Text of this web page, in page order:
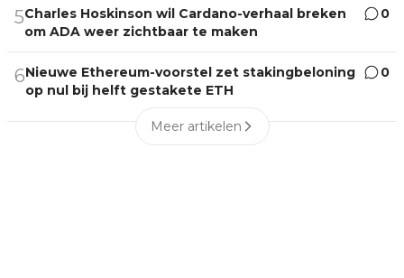
5Charles Hoskinson wil Cardano-verhaal breken
om ADA weer zichtbaar te maken
0
6Nieuwe Ethereum-voorstel zet stakingbeloning
op nul bij helft gestakete ETH
0
Meer artikelen